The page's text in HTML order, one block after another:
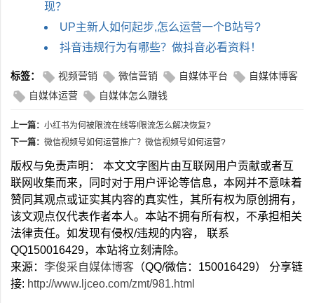
现？
UP主新人如何起步,怎么运营一个B站号?
抖音违规行为有哪些？做抖音必看资料！
标签： 视频营销 微信营销 自媒体平台
自媒体博客
自媒体运营
自媒体怎么赚钱
上一篇： 小红书为何被限流在线等!限流怎么解决恢复?
下一篇： 微信视频号如何运营推广？微信视频号如何运营?
版权与免责声明： 本文文字图片由互联网用户贡献或者互
联网收集而来，同时对于用户评论等信息，本网并不意味着
赞同其观点或证实其内容的真实性，其所有权为原创拥有，
该文观点仅代表作者本人。本站不拥有所有权，不承担相关
法律责任。如发现有侵权/违规的内容， 联系
QQ150016429，本站将立刻清除。
来源： 李俊采自媒体博客 （QQ/微信：150016429） 分享链
接: http://www.ljceo.com/zmt/981.html